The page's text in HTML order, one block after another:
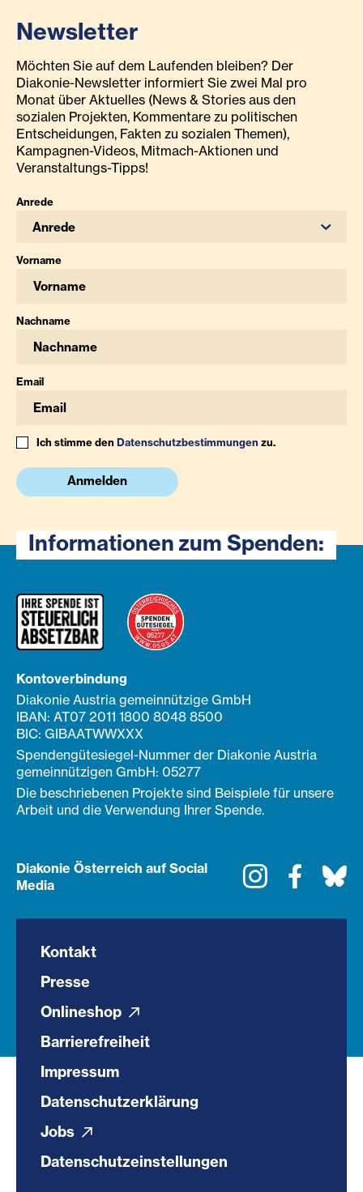
Newsletter
Möchten Sie auf dem Laufenden bleiben? Der
Diakonie-Newsletter informiert Sie zwei Mal pro
Monat über Aktuelles (News & Stories aus den
sozialen Projekten, Kommentare zu politischen
Entscheidungen, Fakten zu sozialen Themen),
Kampagnen-Videos, Mitmach-Aktionen und
Veranstaltungs-Tipps!
Anrede
Anrede
Vorname
Nachname
Email
Ich stimme denDatenschutzbestimmungenzu.
Anmelden
Informationen zum Spenden:
Kontoverbindung
Diakonie Austria gemeinnützige GmbH
IBAN: AT07 2011 1800 8048 8500
BIC: GIBAATWWXXX
Spendengütesiegel-Nummer der Diakonie Austria
gemeinnützigen GmbH: 05277
Die beschriebenen Projekte sind Beispiele für unsere
Arbeit und die Verwendung Ihrer Spende.
Diakonie Österreich auf Social
Media
Instagram
Kontakt
Presse
Onlineshop
Barrierefreiheit
Impressum
Datenschutzerklärung
Jobs
Datenschutzeinstellungen